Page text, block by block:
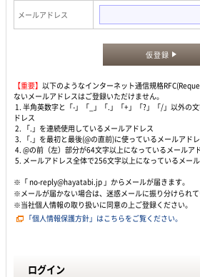
メールアドレス
仮登録
【重要】 以下のようなインターネット通信規格
ないメールアドレスはご登録いただけません。
1. 半角英数字と「-」「_」「.」「+」「?」「/」以外の
ドレス
2. 「.」を連続使用しているメールアドレス
3. 「.」を最初と最後(@の直前)に使っているメールアド
4. @の前（左）部分が64文字以上になっているメールア
5. メールアドレス全体で256文字以上になっているメー
※「 no-reply@hayatabi.jp 」からメールが届きます。
※メールが届かない場合は、迷惑メールに振り分けられて
※当社個人情報の取り扱いに同意の上ご登録ください。
「個人情報保護方針」はこちらをご覧ください。
ログイン